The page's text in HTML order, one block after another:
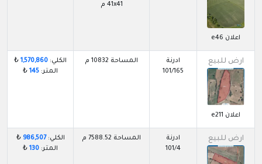
اعلان e46
41x41 م
ارض للبيع
اعلان e211
ادرنة
101/165
المساحة 10832 م الكلي: 1,570,860
₺
المتر: 145
₺
ارض للبيع
ادرنة
101/4
المساحة 7588.52 م الكلي:986,507
₺
المتر: 130
₺